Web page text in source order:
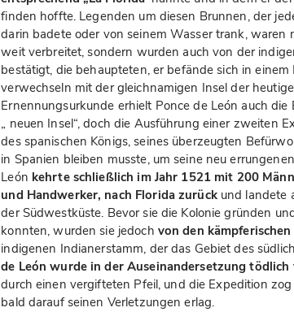
finden hoffte. Legenden um diesen Brunnen, der
darin badete oder von seinem Wasser trank, waren
weit verbreitet, sondern wurden auch von der
bestätigt, die behaupteten, er befände sich in
verwechseln mit der gleichnamigen Insel der
Ernennungsurkunde erhielt Ponce de León auch die
„ neuen Insel“, doch die Ausführung einer zweiten
des spanischen Königs, seines überzeugten
in Spanien bleiben musste, um seine neu
León kehrte schließlich im Jahr 1521 mit 200
und Handwerker, nach Florida zurückund landete
der Südwestküste. Bevor sie die Kolonie gründen
konnten, wurden sie jedoch von den
indigenen Indianerstamm, der das Gebiet des
de León wurde in der Auseinandersetzung
durch einen vergifteten Pfeil, und die Expedition
bald darauf seinen Verletzungen erlag.